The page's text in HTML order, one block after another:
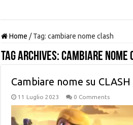
Home / Tag:cambiare nome clash
Tag Archives:cambiare nome
Cambiare nome su CLASH
11 Luglio 2023 0 Comments